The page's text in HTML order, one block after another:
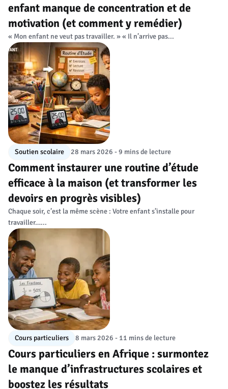
enfant manque de concentration et de
motivation (et comment y remédier)
« Mon enfant ne veut pas travailler. » « Il n’arrive pas...
Soutien scolaire 28 mars 2026 - 9 mins de lecture
Comment instaurer une routine d’étude
efficace à la maison (et transformer les
devoirs en progrès visibles)
Chaque soir, c’est la même scène : Votre enfant s’installe pour
travailler…...
Cours particuliers 8 mars 2026 - 11 mins de lecture
Cours particuliers en Afrique : surmontez
le manque d’infrastructures scolaires et
boostez les résultats